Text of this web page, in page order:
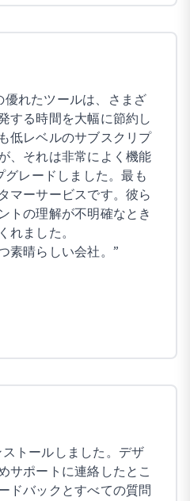
れたツールは、さまざ
する時間を大幅に節約し
低レベルのサブスクリプ
、それは非常によく機能
レードしました。最も
マーサービスです。彼ら
トの理解が不明確なとき
れました。
素晴らしい会社。 ”
トールしました。デザ
サポートに連絡したとこ
ドバックとすべての質問